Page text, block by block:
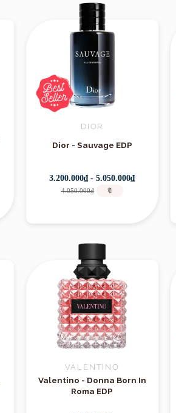
Hmagazine
DIOR
Dior - Sauvage EDP
3.200.000₫ - 5.050.000₫
4.050.000₫ 🔖
VALENTINO
Valentino - Donna Born In
Roma EDP